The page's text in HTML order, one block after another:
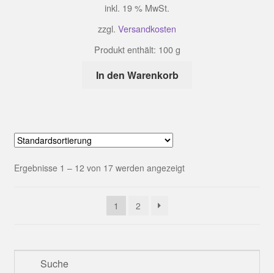
inkl. 19 % MwSt.
zzgl. Versandkosten
Produkt enthält: 100g
In den Warenkorb
Ergebnisse 1 – 12 von 17 werden angezeigt
1 2